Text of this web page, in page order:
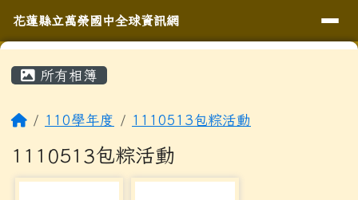
花蓮縣立萬榮國中全球資訊網
導覽列
花蓮縣立萬榮國中全球資訊網
所有相簿
回首頁110學年度 1110513包粽活動
1110513包粽活動